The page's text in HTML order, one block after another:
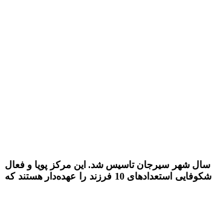
سال شهر سیرجان تاسیس شد. این مرکز پویا و فعال
استعدادهای 10 فرزند را عهده‌دار هستند که